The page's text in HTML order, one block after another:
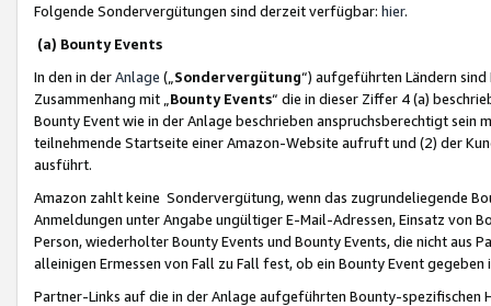
Folgende Sondervergütungen sind derzeit verfügbar: hier.
(a) Bounty Events
In den in derAnlage („ Sondervergütung“) aufgeführten Ländern
Zusammenhang mit „ Bounty Events“ die in dieser Ziffer 4 (a)
Bounty Event wie in der Anlage beschrieben anspruchsberechtigt sein
teilnehmende Startseite einer Amazon-Website aufruft und (2) der
ausführt.
Amazon zahlt keine Sondervergütung, wenn das zugrundeliegende
Anmeldungen unter Angabe ungültiger E-Mail-Adressen, Einsatz von
Person, wiederholter Bounty Events und Bounty Events, die nicht
alleinigen Ermessen von Fall zu Fall fest, ob ein Bounty Event
Partner-Links auf die in der Anlage aufgeführten Bounty-spezifischen